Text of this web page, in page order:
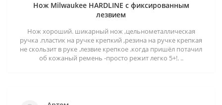
Нож Milwaukee HARDLINE с фиксированным
лезвием
Нож хороший. шикарный нож ,цельнометаллическая
ручка .пластик на ручке крепкий ,резина на ручке крепкая
не скользит в руке .лезвие крепкое .когда пришёл потачил
об кожаный ремень -просто режит легко 5+!. ..